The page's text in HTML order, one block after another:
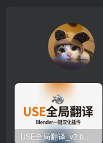
USE全局翻译_v2.0.5-Blender一键汉化插件